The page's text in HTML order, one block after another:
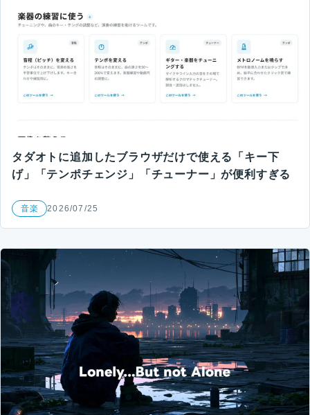
タダオトに追加したブラウザだけで使える「キー下
げ」「テンポチェンジ」「チューナー」が便利すぎる
音楽 2026/07/25